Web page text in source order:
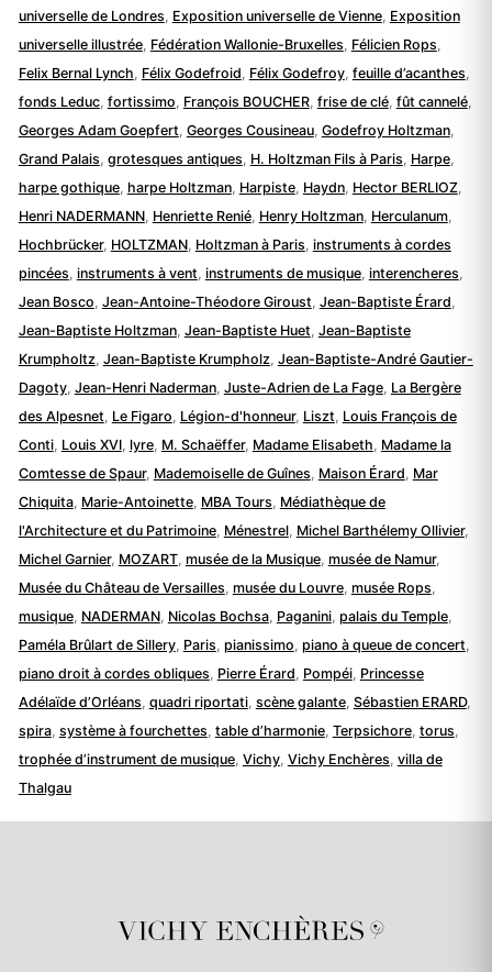
universelle de Londres, Exposition universelle de Vienne, Exposition
universelle illustrée, Fédération Wallonie-Bruxelles, Félicien Rops,
Felix Bernal Lynch, Félix Godefroid, Félix Godefroy, feuille d’acanthes,
fonds Leduc, fortissimo, François BOUCHER, frise de clé, fût cannelé,
Georges Adam Goepfert, Georges Cousineau, Godefroy Holtzman,
Grand Palais, grotesques antiques, H. Holtzman Fils à Paris, Harpe,
harpe gothique, harpe Holtzman, Harpiste, Haydn, Hector BERLIOZ,
Henri NADERMANN, Henriette Renié, Henry Holtzman, Herculanum,
Hochbrücker, HOLTZMAN, Holtzman à Paris, instruments à cordes
pincées, instruments à vent, instruments de musique, interencheres,
Jean Bosco, Jean-Antoine-Théodore Giroust, Jean-Baptiste Érard,
Jean-Baptiste Holtzman, Jean-Baptiste Huet, Jean-Baptiste
Krumpholtz, Jean-Baptiste Krumpholz, Jean-Baptiste-André Gautier-
Dagoty, Jean-Henri Naderman, Juste-Adrien de La Fage, La Bergère
des Alpesnet, Le Figaro, Légion-d'honneur, Liszt, Louis François de
Conti, Louis XVI, lyre, M. Schaëffer, Madame Elisabeth, Madame la
Comtesse de Spaur, Mademoiselle de Guînes, Maison Érard, Mar
Chiquita, Marie-Antoinette, MBA Tours, Médiathèque de
l'Architecture et du Patrimoine, Ménestrel, Michel Barthélemy Ollivier,
Michel Garnier, MOZART, musée de la Musique, musée de Namur,
Musée du Château de Versailles, musée du Louvre, musée Rops,
musique, NADERMAN, Nicolas Bochsa, Paganini, palais du Temple,
Paméla Brûlart de Sillery, Paris, pianissimo, piano à queue de concert,
piano droit à cordes obliques, Pierre Érard, Pompéi, Princesse
Adélaïde d’Orléans, quadri riportati, scène galante, Sébastien ERARD,
spira, système à fourchettes, table d’harmonie, Terpsichore, torus,
trophée d’instrument de musique, Vichy, Vichy Enchères, villa de
Thalgau